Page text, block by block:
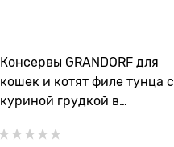
Консервы GRANDORF для
кошек и котят филе тунца с
куриной грудкой в